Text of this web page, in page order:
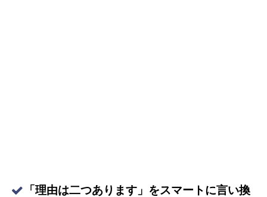
「理由は二つあります」をスマートに言い換